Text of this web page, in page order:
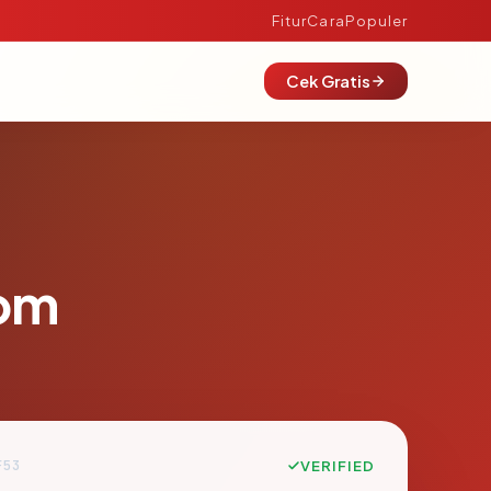
FiturCaraPopuler
Cek Gratis
VERIFIED